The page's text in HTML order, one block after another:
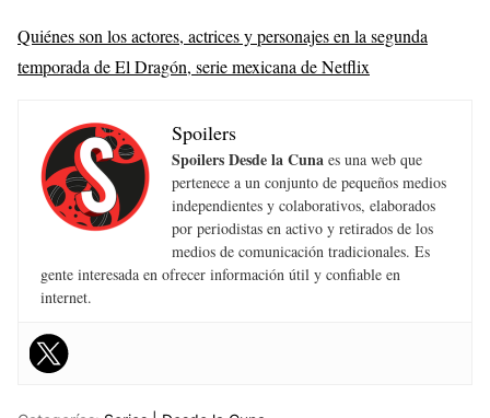
Quiénes son los actores, actrices y personajes en la segunda
temporada de El Dragón, serie mexicana de Netflix
Spoilers
Spoilers Desde la Cuna es una web que
pertenece a un conjunto de pequeños medios
independientes y colaborativos, elaborados
por periodistas en activo y retirados de los
medios de comunicación tradicionales. Es
gente interesada en ofrecer información útil y confiable en
internet.